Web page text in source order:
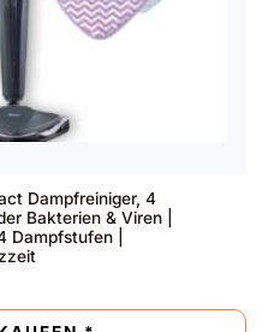
Dampfreiniger, 4
Bakterien & Viren |
Dampfstufen |